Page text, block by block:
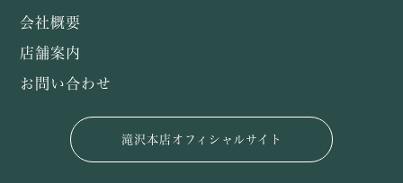
会社概要
店舗案内
お問い合わせ
滝沢本店オフィシャルサイト